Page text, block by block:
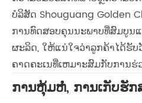
ບໍລິສັດ Shouguang Golden
ການທົດສອບຄຸນນະພາບທີ່ສົມບູນ
ຜະລິດ, ໃຫ້ແນ່ໃຈວ່າລູກຄ້າໄດ້ຮັ
ຄາດຄະເນທີ່ເຫມາະສົມກັບການຮ່
ການຫຸ້ມຫໍ່, ການເກັບຮັກ